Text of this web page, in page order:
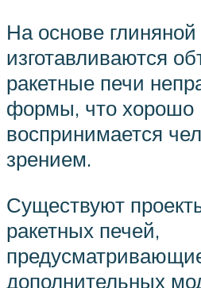
На основе
изготавливаются
ракетные печи
формы, что хорошо
воспринимается
зрением.
Существуют
ракетных печей,
дополнительных